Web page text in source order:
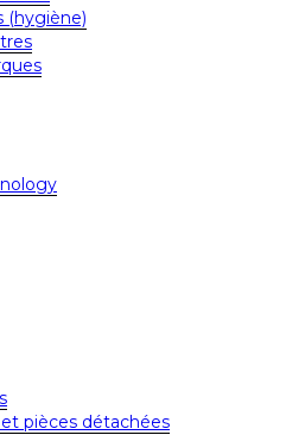
(hygiène)
pièces détachées